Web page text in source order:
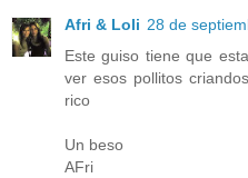
Afri & Loli 28 de
Este guiso tiene que
ver esos pollitos
rico
Un beso
AFri